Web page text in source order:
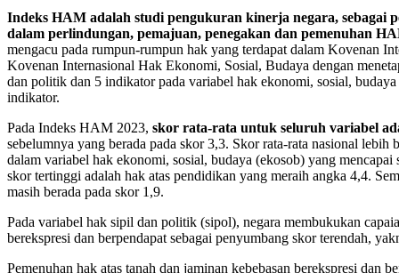
Indeks HAM adalah studi pengukuran kinerja negara, sebagai
dalam perlindungan, pemajuan, penegakan dan pemenuhan
mengacu pada rumpun-rumpun hak yang terdapat dalam Kovenan
Kovenan Internasional Hak Ekonomi, Sosial, Budaya dengan
dan politik dan 5 indikator pada variabel hak ekonomi, sosial,
indikator.
Pada Indeks HAM 2023, skor rata-rata untuk seluruh variabel
sebelumnya yang berada pada skor 3,3. Skor rata-rata nasional
dalam variabel hak ekonomi, sosial, budaya (ekosob) yang
skor tertinggi adalah hak atas pendidikan yang meraih angka 4,4.
masih berada pada skor 1,9.
Pada variabel hak sipil dan politik (sipol), negara membukukan
berekspresi dan berpendapat sebagai penyumbang skor terendah,
Pemenuhan hak atas tanah dan jaminan kebebasan berekspresi dan